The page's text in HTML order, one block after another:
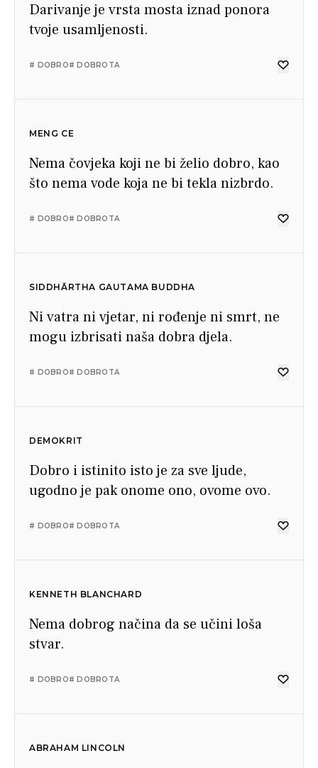
Darivanje je vrsta mosta iznad ponora
tvoje usamljenosti.
# DOBRO# DOBROTA
MENG CE
Nema čovjeka koji ne bi želio dobro, kao
što nema vode koja ne bi tekla nizbrdo.
# DOBRO# DOBROTA
SIDDHĀRTHA GAUTAMA BUDDHA
Ni vatra ni vjetar, ni rođenje ni smrt, ne
mogu izbrisati naša dobra djela.
# DOBRO# DOBROTA
DEMOKRIT
Dobro i istinito isto je za sve ljude,
ugodno je pak onome ono, ovome ovo.
# DOBRO# DOBROTA
KENNETH BLANCHARD
Nema dobrog načina da se učini loša
stvar.
# DOBRO# DOBROTA
ABRAHAM LINCOLN